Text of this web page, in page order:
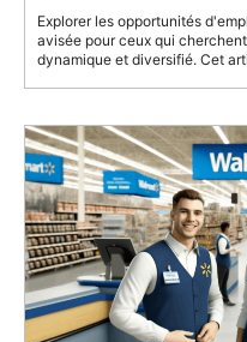
Explorer les opportunités
avisée pour ceux qui
dynamique et diversifié. Cet